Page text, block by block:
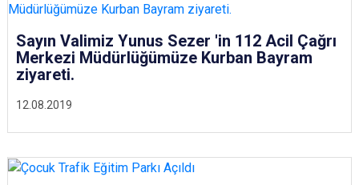
12.08.2019
Sayın Valimiz Yunus Sezer 'in 112 Acil Çağrı
Merkezi Müdürlüğümüze Kurban Bayram
ziyareti.